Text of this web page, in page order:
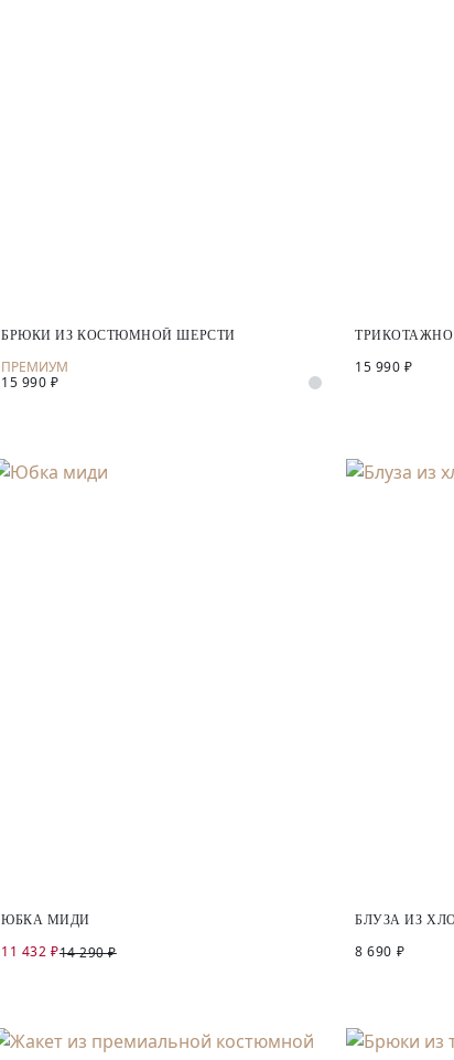
БРЮКИ ИЗ КОСТЮМНОЙ ШЕРСТИ
15 990 ₽
15 990 ₽
ЮБКА МИДИ
11 432 ₽14 290 ₽
БЛУЗА ИЗ
8 690 ₽